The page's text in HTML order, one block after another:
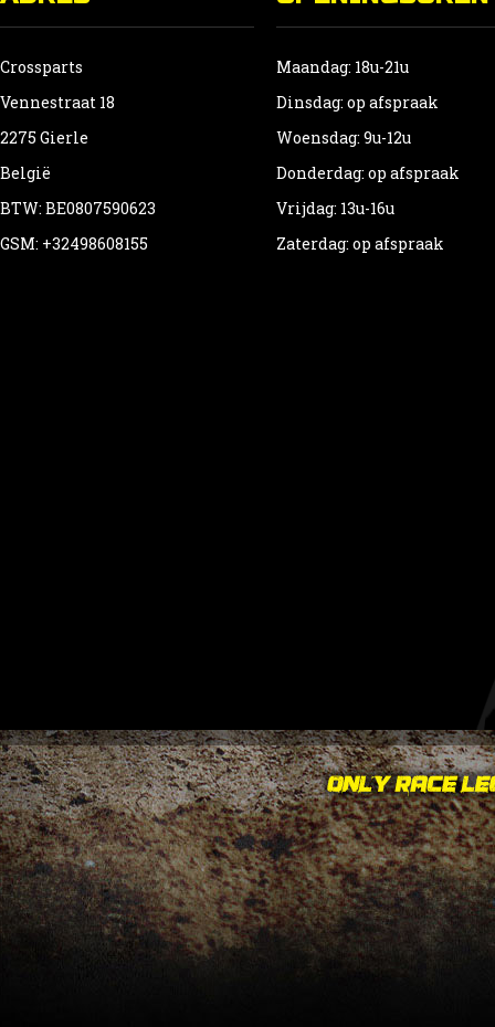
Crossparts
Vennestraat 18
2275 Gierle
België
BTW: BE0807590623
GSM: +32498608155
Maandag: 18u-21u
Dinsdag: op afspraak
Woensdag: 9u-12u
Donderdag: op afspraak
Vrijdag: 13u-16u
Zaterdag: op afspraak